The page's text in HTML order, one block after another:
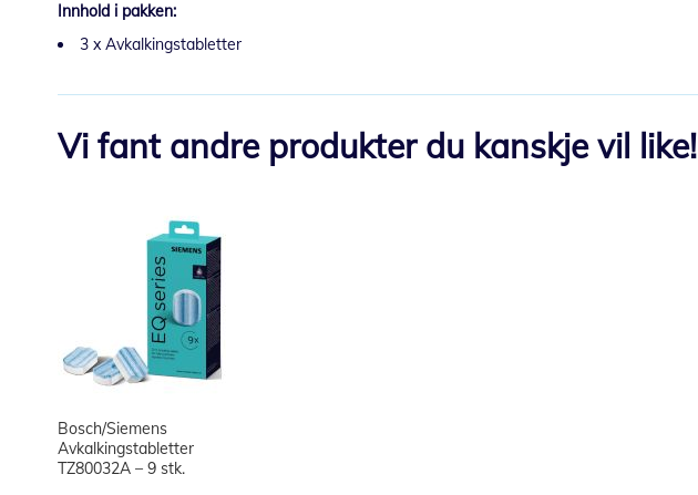
Innhold i pakken:
3 x Avkalkingstabletter
Vi fant andre produkter du kanskje vil like!
Bosch/Siemens
Avkalkingstabletter
TZ80032A – 9 stk.